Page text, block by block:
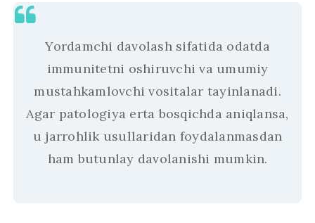
Yordamchi davolash sifatida odatda
immunitetni oshiruvchi va umumiy
mustahkamlovchi vositalar tayinlanadi.
Agar patologiya erta bosqichda aniqlansa,
u jarrohlik usullaridan foydalanmasdan
ham butunlay davolanishi mumkin.